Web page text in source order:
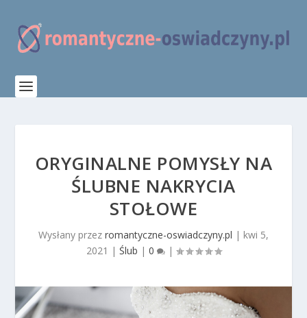
ORYGINALNE POMYSŁY NA
ŚLUBNE NAKRYCIA
STOŁOWE
Wysłany przez romantyczne-oswiadczyny.pl | kwi 5,
2021 | Ślub | 0 |